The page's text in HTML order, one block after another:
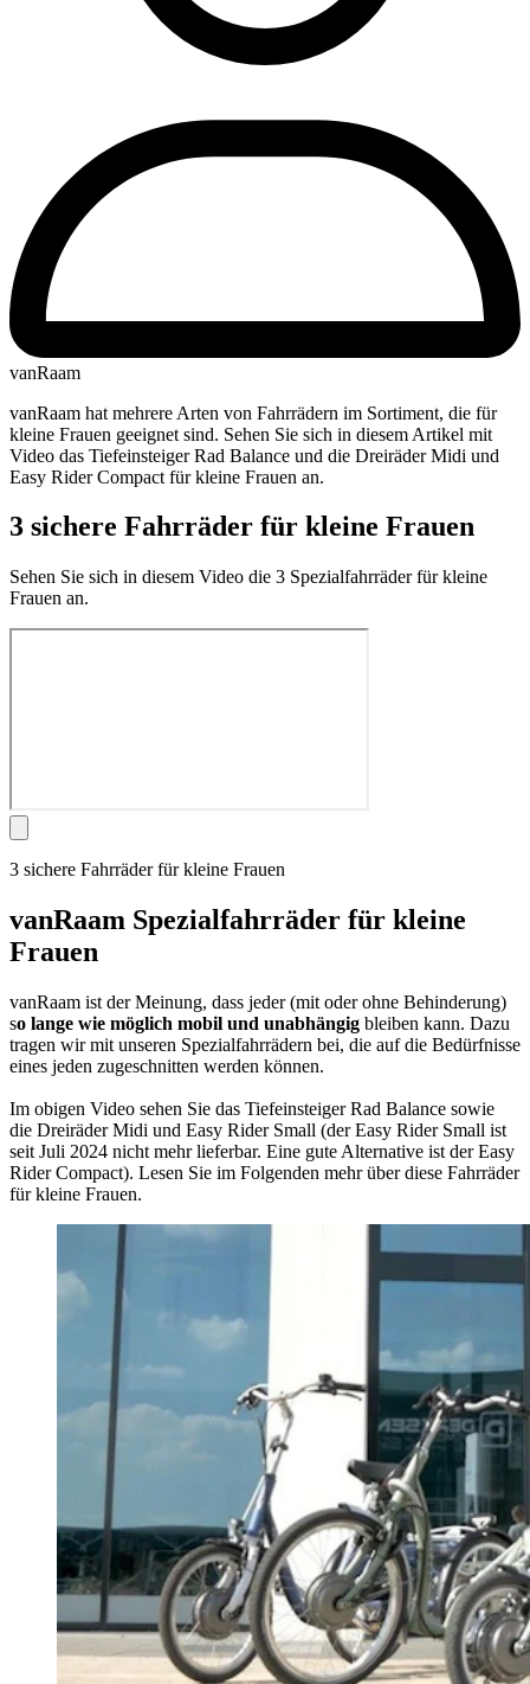
vanRaam
vanRaam hat mehrere Arten von Fahrrädern im Sortiment, die für
kleine Frauen geeignet sind. Sehen Sie sich in diesem Artikel mit
Video das Tiefeinsteiger Rad Balance und die Dreiräder Midi und
Easy Rider Compact für kleine Frauen an.​
3 sichere Fahrräder für kleine Frauen
Sehen Sie sich in diesem Video die 3 Spezialfahrräder für kleine
Frauen an.
3 sichere Fahrräder für kleine Frauen
vanRaam Spezialfahrräder für kleine
Frauen
vanRaam ist der Meinung, dass jeder (mit oder ohne Behinderung)
so lange wie möglich mobil und unabhängig bleiben kann. Dazu
tragen wir mit unseren Spezialfahrrädern bei, die auf die Bedürfnisse
eines jeden zugeschnitten werden können.
Im obigen Video sehen Sie das Tiefeinsteiger Rad Balance sowie
die Dreiräder Midi und Easy Rider Small (der Easy Rider Small ist
seit Juli 2024 nicht mehr lieferbar. Eine gute Alternative ist der Easy
Rider Compact). Lesen Sie im Folgenden mehr über diese Fahrräder
für kleine Frauen.